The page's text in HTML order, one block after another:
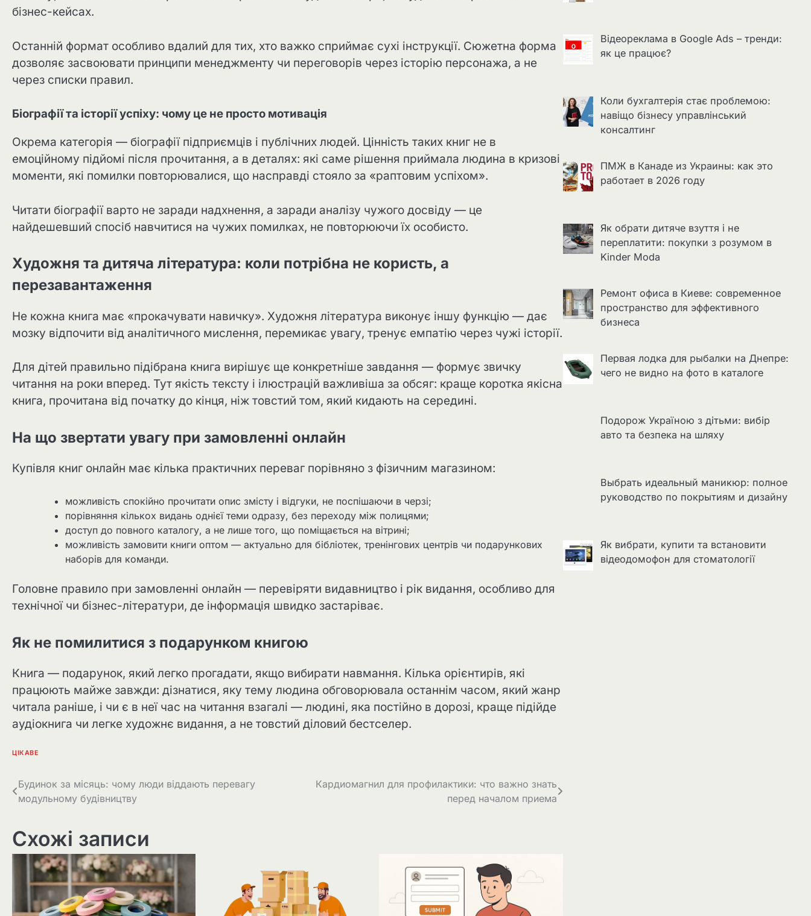
бізнес-кейсах.
Останній формат особливо вдалий для тих, хто важко сприймає сухі інструкції. Сюжетна форма
дозволяє засвоювати принципи менеджменту чи переговорів через історію персонажа, а не
через списки правил.
Біографії та історії успіху: чому це не просто мотивація
Окрема категорія — біографії підприємців і публічних людей. Цінність таких книг не в
емоційному підйомі після прочитання, а в деталях: які саме рішення приймала людина в кризові
моменти, які помилки повторювалися, що насправді стояло за «раптовим успіхом».
Читати біографії варто не заради надхнення, а заради аналізу чужого досвіду — це
найдешевший спосіб навчитися на чужих помилках, не повторюючи їх особисто.
Художня та дитяча література: коли потрібна не користь, а
перезавантаження
Не кожна книга має «прокачувати навичку». Художня література виконує іншу функцію — дає
мозку відпочити від аналітичного мислення, перемикає увагу, тренує емпатію через чужі історії.
Для дітей правильно підібрана книга вирішує ще конкретніше завдання — формує звичку
читання на роки вперед. Тут якість тексту і ілюстрацій важливіша за обсяг: краще коротка якісна
книга, прочитана від початку до кінця, ніж товстий том, який кидають на середині.
На що звертати увагу при замовленні онлайн
Купівля книг онлайн має кілька практичних переваг порівняно з фізичним магазином:
можливість спокійно прочитати опис змісту і відгуки, не поспішаючи в черзі;
порівняння кількох видань однієї теми одразу, без переходу між полицями;
доступ до повного каталогу, а не лише того, що поміщається на вітрині;
можливість замовити книги оптом — актуально для бібліотек, тренінгових центрів чи подарункових
наборів для команди.
Головне правило при замовленні онлайн — перевіряти видавництво і рік видання, особливо для
технічної чи бізнес-літератури, де інформація швидко застаріває.
Як не помилитися з подарунком книгою
Книга — подарунок, який легко прогадати, якщо вибирати навмання. Кілька орієнтирів, які
працюють майже завжди: дізнатися, яку тему людина обговорювала останнім часом, який жанр
читала раніше, і чи є в неї час на читання взагалі — людині, яка постійно в дорозі, краще підійде
аудіокнига чи легке художнє видання, а не товстий діловий бестселер.
ЦІКАВЕ
Навігація
записів
Будинок за місяць: чому люди віддають перевагу
модульному будівництву
Кардиомагнил для профилактики: что важно знать
перед началом приема
Схожі записи
Відеореклама в Google Ads – тренди:
як це працює?
Коли бухгалтерія стає проблемою:
навіщо бізнесу управлінський
консалтинг
ПМЖ в Канаде из Украины: как это
работает в 2026 году
Як обрати дитяче взуття і не
переплатити: покупки з розумом в
Kinder Moda
Ремонт офиса в Киеве: современное
пространство для эффективного
бизнеса
Первая лодка для рыбалки на Днепре:
чего не видно на фото в каталоге
Подорож Україною з дітьми: вибір
авто та безпека на шляху
Выбрать идеальный маникюр: полное
руководство по покрытиям и дизайну
Як вибрати, купити та встановити
відеодомофон для стоматології